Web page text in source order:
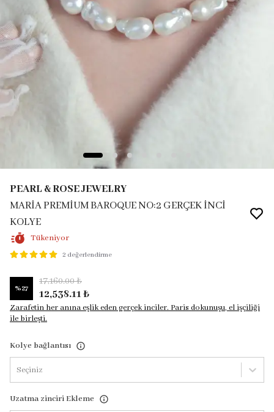
PEARL & ROSE JEWELRY
MARİA PREMİUM BAROQUE NO:2 GERÇEK İNCİ
KOLYE
Tükeniyor
2 değerlendirme
%27
17,160.00 ₺
12,538.11 ₺
Zarafetin her anına eşlik eden gerçek inciler. Paris dokunuşu, el işçiliği
ile birleşti.
Kolye bağlantısı
Seçiniz
Uzatma zinciri Ekleme